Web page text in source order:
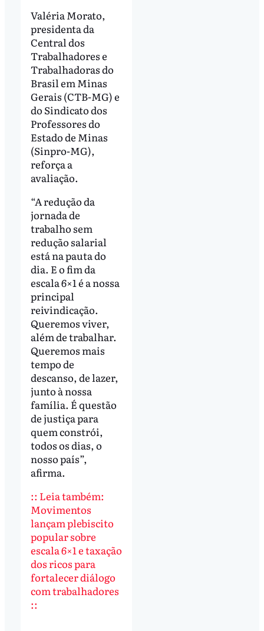
Valéria Morato,
presidenta da
Central dos
Trabalhadores e
Trabalhadoras do
Brasil em Minas
Gerais (CTB-MG) e
do Sindicato dos
Professores do
Estado de Minas
(Sinpro-MG),
reforça a
avaliação.
“A redução da
jornada de
trabalho sem
redução salarial
está na pauta do
dia. E o fim da
escala 6×1 é a nossa
principal
reivindicação.
Queremos viver,
além de trabalhar.
Queremos mais
tempo de
descanso, de lazer,
junto à nossa
família. É questão
de justiça para
quem constrói,
todos os dias, o
nosso país”,
afirma.
:: Leia também:
Movimentos
lançam plebiscito
popular sobre
escala 6×1 e taxação
dos ricos para
fortalecer diálogo
com trabalhadores
::